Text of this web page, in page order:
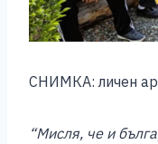
СНИМКА: личен
“Мисля, че и